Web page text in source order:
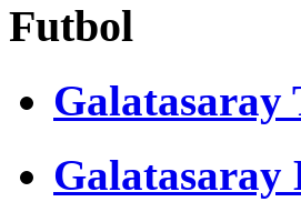
Futbol
Galatasaray
Galatasaray